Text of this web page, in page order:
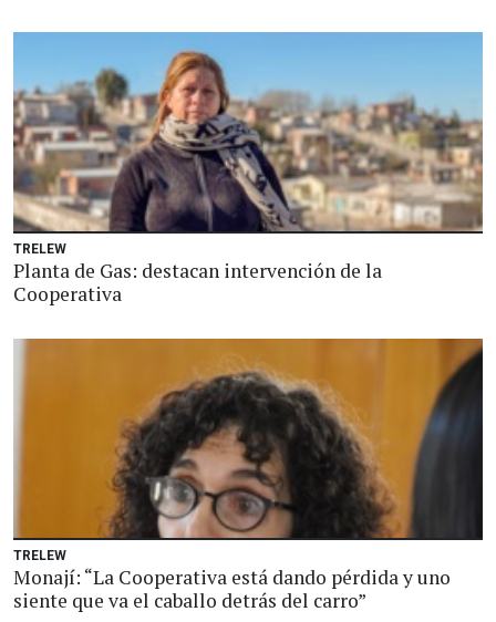
TRELEW
Planta de Gas: destacan intervención de la
Cooperativa
TRELEW
Monají: “La Cooperativa está dando pérdida y uno
siente que va el caballo detrás del carro”